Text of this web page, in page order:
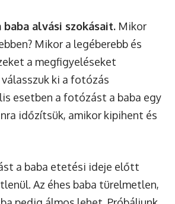
baba alvási szokásait. Mikor
Mikor a legéberebb és
a megfigyeléseket
ki a fotózás
esetben a fotózást a baba egy
időzítsük, amikor kipihent és
a baba etetési ideje előtt
Az éhes baba türelmetlen,